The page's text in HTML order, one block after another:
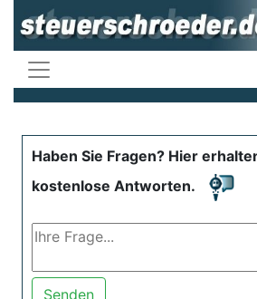
Haben Sie Fragen? Hier
kostenlose Antworten.
Senden